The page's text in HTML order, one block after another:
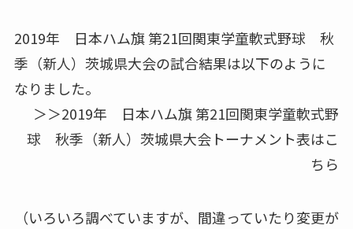
2019年 日本ハム旗 第21回関東学童軟式野球 秋
季（新人）茨城県大会の試合結果は以下のように
なりました。
＞＞2019年 日本ハム旗 第21回関東学童軟式野
球 秋季（新人）茨城県大会トーナメント表はこ
ちら
（いろいろ調べていますが、間違っていたり変更が